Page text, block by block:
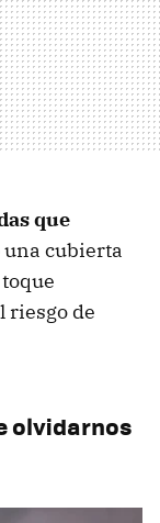
que
una cubierta
riesgo de
olvidarnos